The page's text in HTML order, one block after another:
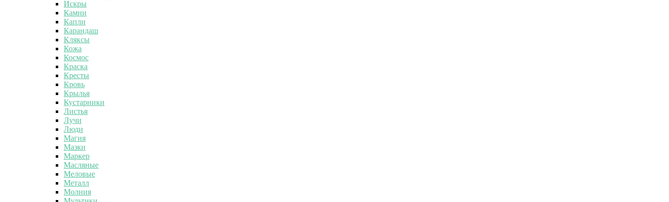
Искры
Камни
Капли
Карандаш
Кляксы
Кожа
Космос
Краска
Кресты
Кровь
Крылья
Кустарники
Листья
Лучи
Люди
Магия
Мазки
Маркер
Масляные
Меловые
Металл
Молния